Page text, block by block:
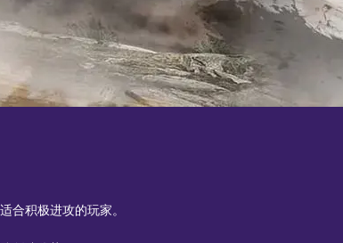
合积极进攻的玩家。